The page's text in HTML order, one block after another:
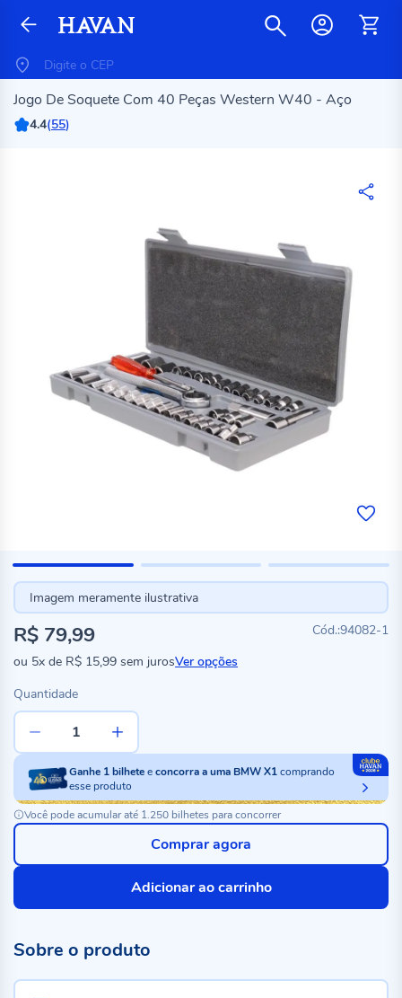
Jogo De Soquete Com 40 Peças Western W40 - Aço
4.4(55)
Imagem meramente ilustrativa
94082-1
R$ 79,99
ou 5x de R$ 15,99 sem jurosVer opções
Quantidade
Ganhe 1bilheteeconcorra a uma BMW X1comprando
esse produto
Você pode acumular até 1.250 bilhetes para concorrer
Adicionar ao carrinho
Comprar agora
Sobre o produto